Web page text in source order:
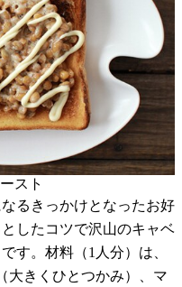
スト
るきっかけとなったお好
したコツで沢山のキャベ
す。材料（1人分）は、
大きくひとつかみ）、マ